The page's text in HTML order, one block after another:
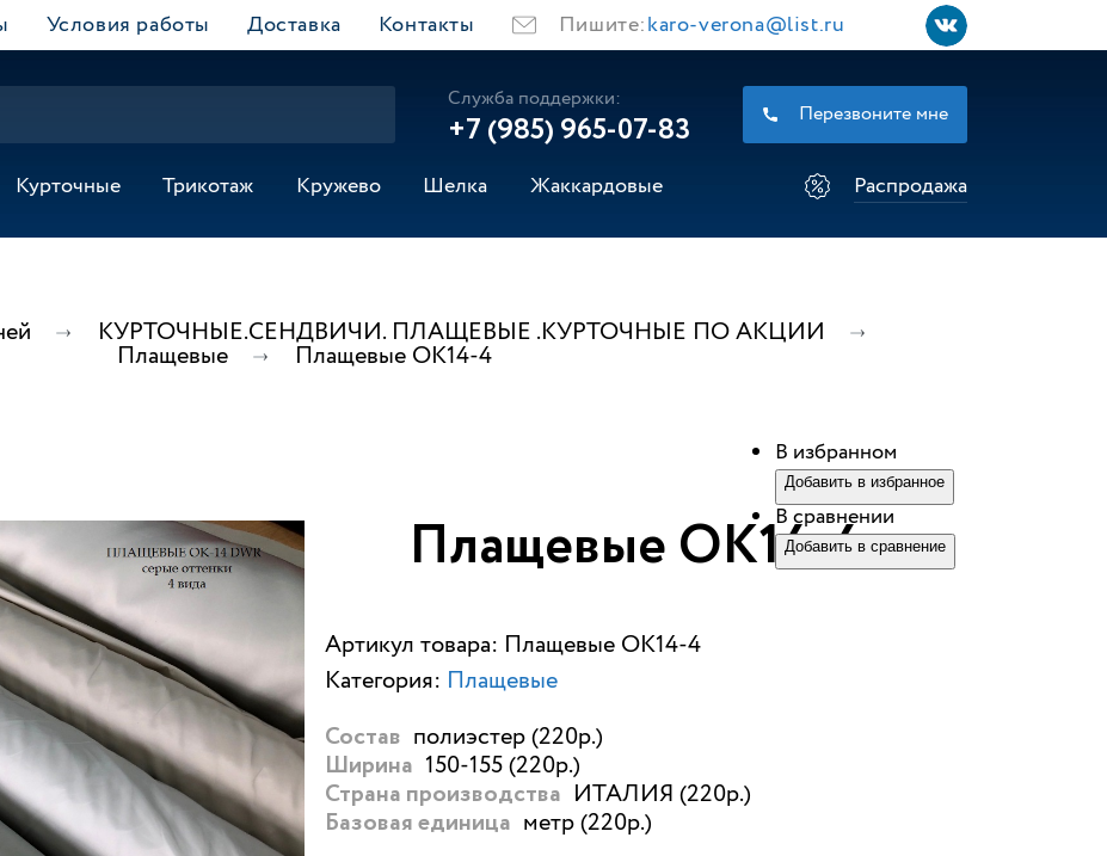
Условия работы Доставка Контакты Пишите:karo-verona@list.ru
Служба поддержки:
+7 (985) 965-07-83
Перезвоните мне
Курточные Трикотаж Кружево Шелка Жаккардовые Распродажа
КУРТОЧНЫЕ.СЕНДВИЧИ. ПЛАЩЕВЫЕ .КУРТОЧНЫЕ ПО АКЦИИ
Плащевые Плащевые ОК14-4
Плащевые ОК14-4
Артикул товара: Плащевые ОК14-4
Категория: Плащевые
Состав полиэстер (220р.)
Ширина 150-155 (220р.)
Страна производства ИТАЛИЯ (220р.)
Базовая единица метр (220р.)
В избранном
Добавить в избранное
В сравнении
Добавить в сравнение